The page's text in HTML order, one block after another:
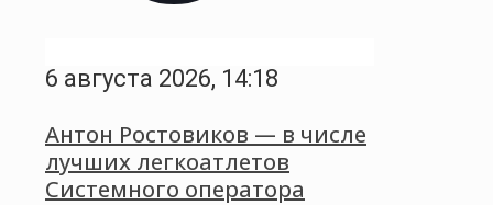
6 августа 2026, 14:18
Антон Ростовиков — в числе
лучших легкоатлетов
Системного оператора